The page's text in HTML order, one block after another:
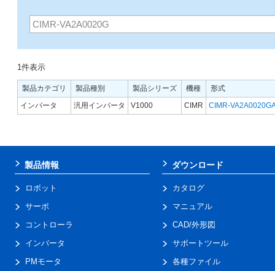
1件表示
製品カテゴリ 製品種別 製品シリーズ 機種
形式
インバータ
汎用インバータ V1000 CIMR CIMR-
製品情報
ロボット
サーボ
コントローラ
インバータ
PMモータ
ダウンロード
カタログ
マニュアル
CAD/外形図
サポートツール
各種ファイル